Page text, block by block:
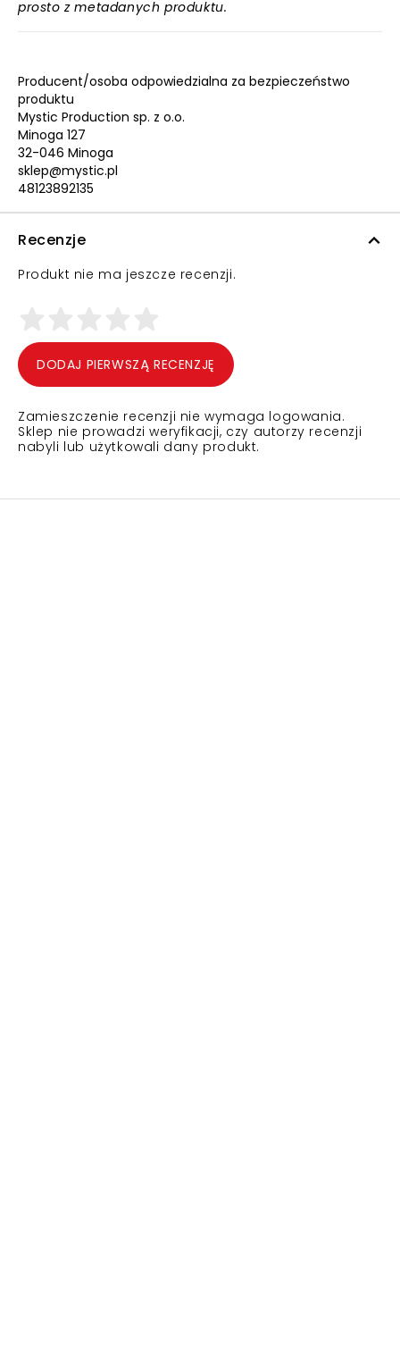
prosto z metadanych produktu.
Producent/osoba odpowiedzialna za bezpieczeństwo
produktu
Mystic Production sp. z o.o.
Minoga 127
32-046 Minoga
sklep@mystic.pl
48123892135
Recenzje
Produkt nie ma jeszcze recenzji.
DODAJ PIERWSZĄ RECENZJĘ
Zamieszczenie recenzji nie wymaga logowania.
Sklep nie prowadzi weryfikacji, czy autorzy recenzji
nabyli lub użytkowali dany produkt.